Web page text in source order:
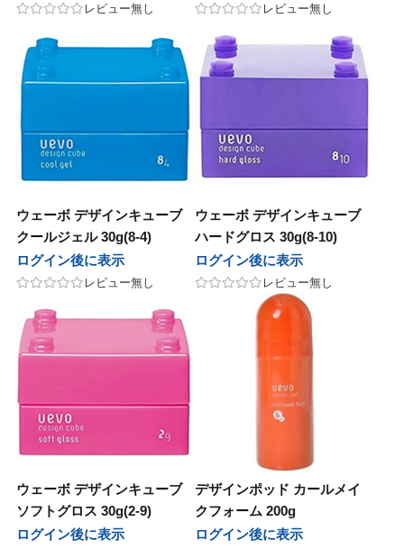
レビュー無し レビュー無し
ウェーボ デザインキューブ
クールジェル 30g(8-4)
ログイン後に表示
レビュー無し
ウェーボ デザインキューブ
ハードグロス 30g(8-10)
ログイン後に表示
レビュー無し
ウェーボ デザインキューブ
ソフトグロス 30g(2-9)
ログイン後に表示
デザインポッド カールメイ
クフォーム 200g
ログイン後に表示